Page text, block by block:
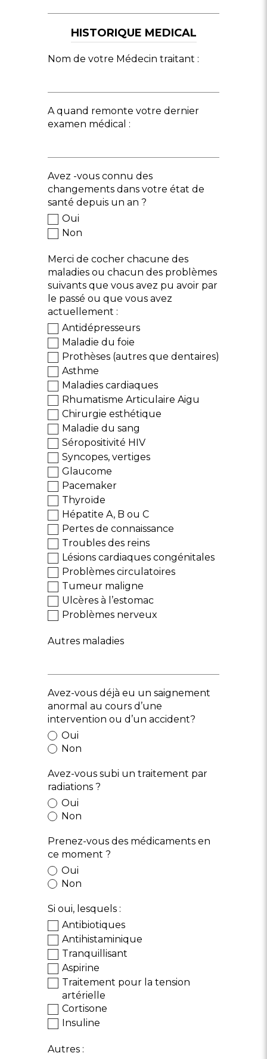
HISTORIQUE MEDICAL
Nom de votre Médecin traitant :
A quand remonte votre dernier
examen médical :
Avez -vous connu des
changements dans votre état de
santé depuis un an ?
Oui
Non
Merci de cocher chacune des
maladies ou chacun des problèmes
suivants que vous avez pu avoir par
le passé ou que vous avez
actuellement :
Antidépresseurs
Maladie du foie
Prothèses (autres que dentaires)
Asthme
Maladies cardiaques
Rhumatisme Articulaire Aigu
Chirurgie esthétique
Maladie du sang
Séropositivité HIV
Syncopes, vertiges
Glaucome
Pacemaker
Thyroïde
Hépatite A, B ou C
Pertes de connaissance
Troubles des reins
Lésions cardiaques congénitales
Problèmes circulatoires
Tumeur maligne
Ulcères à l’estomac
Problèmes nerveux
Autres maladies
Avez-vous déjà eu un saignement
anormal au cours d’une
intervention ou d’un accident?
Oui
Non
Avez-vous subi un traitement par
radiations ?
Oui
Non
Prenez-vous des médicaments en
ce moment ?
Oui
Non
Si oui, lesquels :
Antibiotiques
Antihistaminique
Tranquillisant
Aspirine
Traitement pour la tension
artérielle
Cortisone
Insuline
Autres :